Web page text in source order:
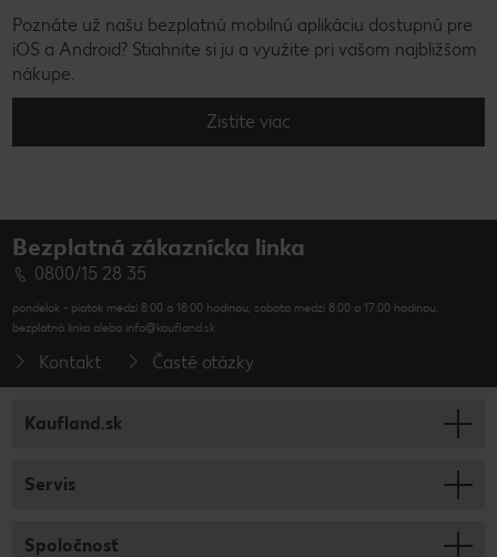
Poznáte už našu bezplatnú mobilnú aplikáciu dostupnú pre
iOS a Android? Stiahnite si ju a využite pri vašom najbližšom
nákupe.
Zistite viac
Bezplatná zákaznícka linka
0800/15 28 35
pondelok - piatok medzi 8:00 a 18:00 hodinou, sobota medzi 8:00 a 17:00 hodinou,
bezplatná linka alebo info@kaufland.sk
Kontakt Časté otázky
Kaufland.sk
Servis
Spoločnosť